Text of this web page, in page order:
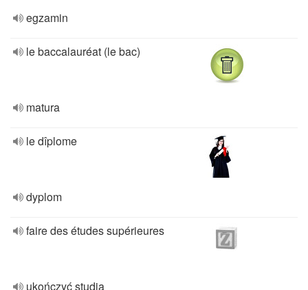
egzamin
le baccalauréat (le bac)
matura
le dîplome
dyplom
faire des études supérieures
ukończyć studia